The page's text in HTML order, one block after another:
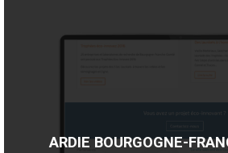
ARDIE BOURGOGNE-